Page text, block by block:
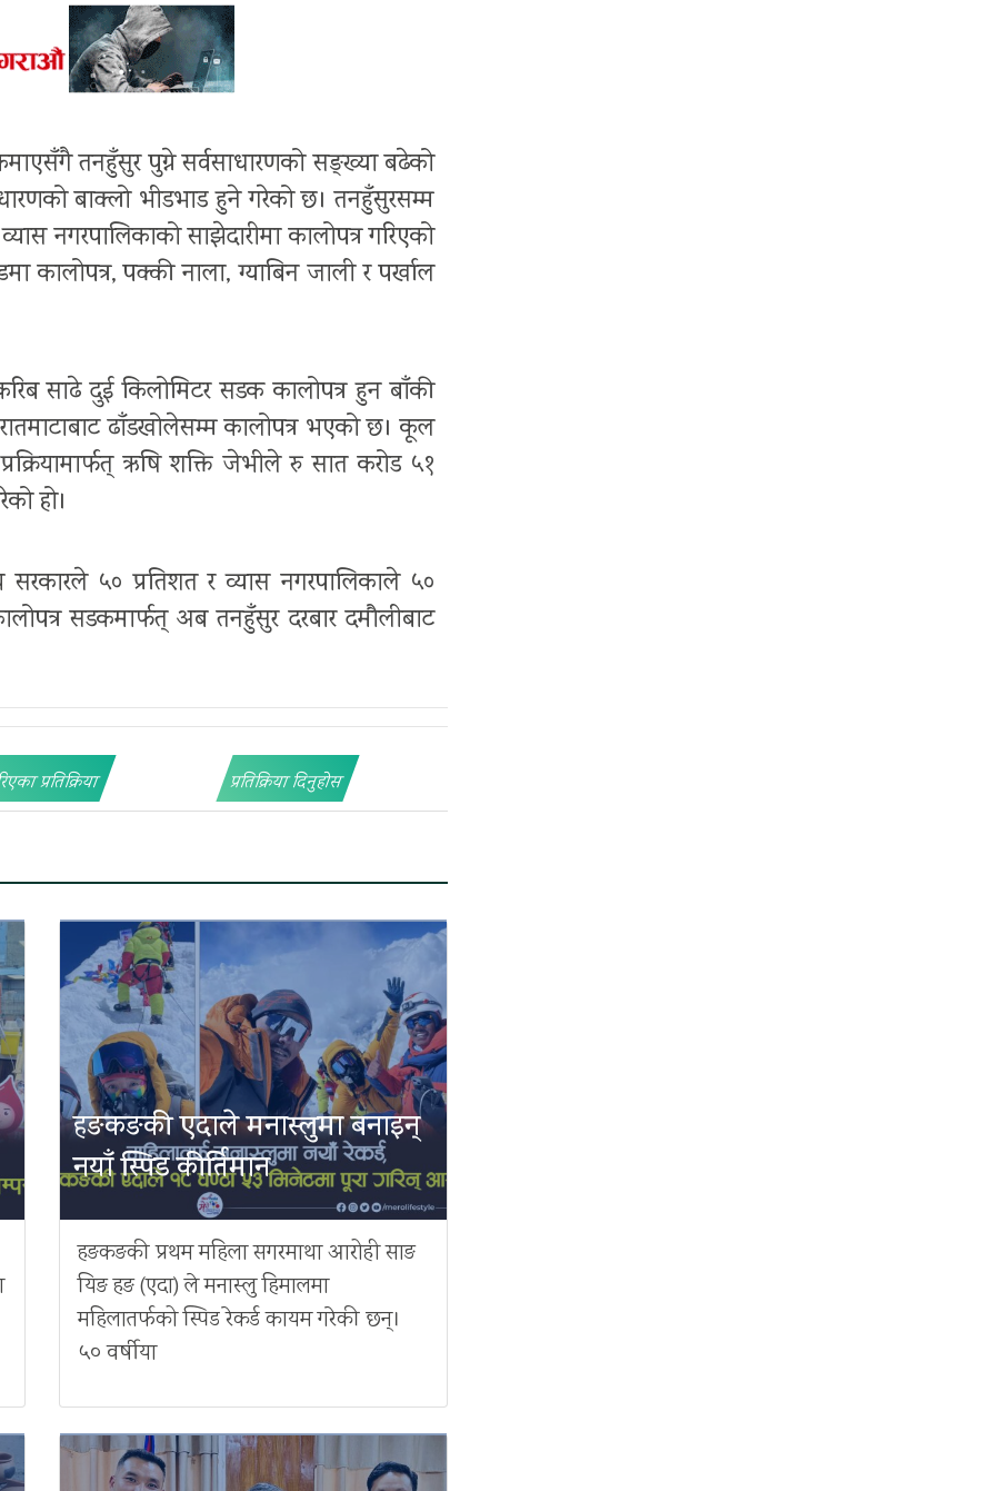
तनहुँसुर पुग्ने सर्वसाधारणको सङ्ख्या बढेको
बाक्लो भीडभाड हुने गरेको छ। तनहुँसुरसम्म
नगरपालिकाको साझेदारीमा कालोपत्र गरिएको
कालोपत्र, पक्की नाला, ग्याबिन जाली र पर्खाल
साढे दुई किलोमिटर सडक कालोपत्र हुन बाँकी
ढाँडखोलेसम्म कालोपत्र भएको छ। कूल
ऋषि शक्ति जेभीले रु सात करोड ५१
हो।
सरकारले ५० प्रतिशत र व्यास नगरपालिकाले ५०
सडकमार्फत् अब तनहुँसुर दरबार दमौलीबाट
प्रतिक्रिया प्रतिक्रिया दिनुहोस
हङकङकी एदाले मनास्लुमा बनाइन्
नयाँ स्पिड कीर्तिमान
हङकङकी प्रथम महिला सगरमाथा आरोही साङ
यिङ हङ (एदा) ले मनास्लु हिमालमा
महिलातर्फको स्पिड रेकर्ड कायम गरेकी छन्।
५० वर्षीया